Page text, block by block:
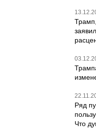
Ряд
Что